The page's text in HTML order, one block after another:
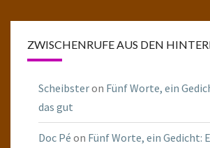
ZWISCHENRUFE AUS DEN
Scheibsteron Fünf Worte, ein
das gut
Doc Pé on Fünf Worte, ein Gedicht: